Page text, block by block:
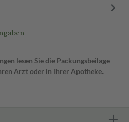
lesen Sie die Packungsbeilage
Arzt oder in Ihrer Apotheke.